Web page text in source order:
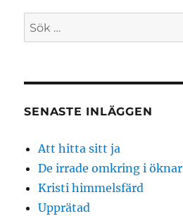
Sök
efter:
SENASTE INLÄGGEN
Att hitta sitt ja
De irrade omkring i öknar
Kristi himmelsfärd
Upprätad